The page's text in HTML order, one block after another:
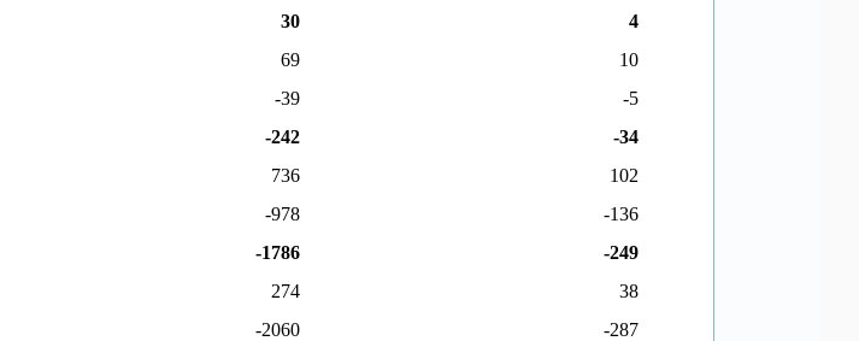
30
4
69
10
-39
-5
-242
-34
736
102
-978
-136
-1786
-249
274
38
-2060
-287